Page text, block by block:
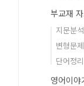
부교재
지문분석
변형문제
단어정리
영어이야